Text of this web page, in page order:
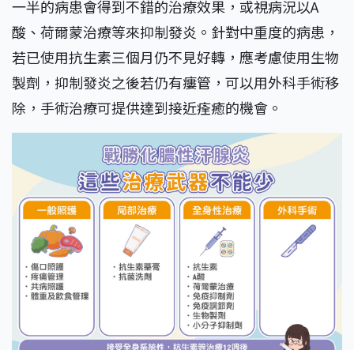
一半的病患會得到不錯的治療效果，或視病況以A
酸、荷爾蒙治療等來抑制發炎。針對中重度的病患，
若已使用抗生素三個月仍不見好轉，應考慮使用生物
製劑，抑制發炎之後若仍有瘻管，可以用外科手術移
除，手術治療可提供達到接近痊癒的機會。